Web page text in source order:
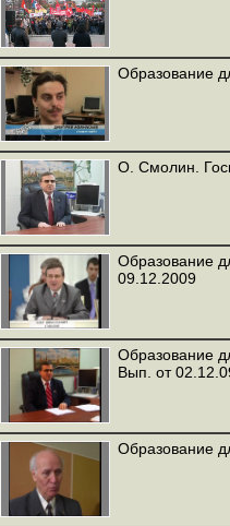
Образование
О. Смолин.
Образование
09.12.2009
Образование
Вып. от
Образование